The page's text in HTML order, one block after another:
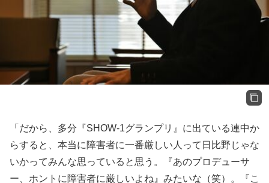
「だから、多分『SHOW-1グランプリ』に出ている連中か
らすると、本当に障害者に一番厳しい人って日比野じゃな
いかってみんな思っていると思う。『あのプロデューサ
ー、ホントに障害者に厳しいよね』みたいな（笑）。『こ